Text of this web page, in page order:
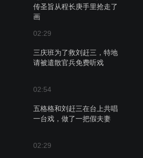
传圣旨从程长庚手里抢走了
画
02:29
三庆班为了救刘赶三，特地
请被遣散官兵免费听戏
02:54
五格格和刘赶三在台上共唱
一台戏，做了一把假夫妻
02:29